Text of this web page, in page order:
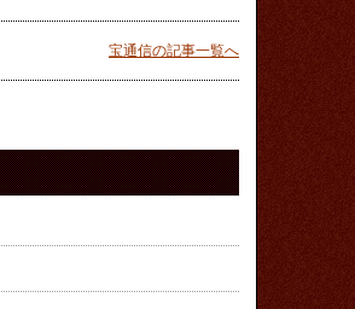
宝通信の記事一覧へ